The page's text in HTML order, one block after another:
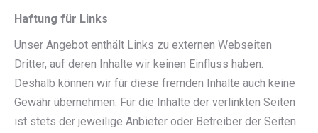
Haftung für Links
Unser Angebot enthält Links zu externen Webseiten
Dritter, auf deren Inhalte wir keinen Einfluss haben.
Deshalb können wir für diese fremden Inhalte auch keine
Gewähr übernehmen. Für die Inhalte der verlinkten Seiten
ist stets der jeweilige Anbieter oder Betreiber der Seiten